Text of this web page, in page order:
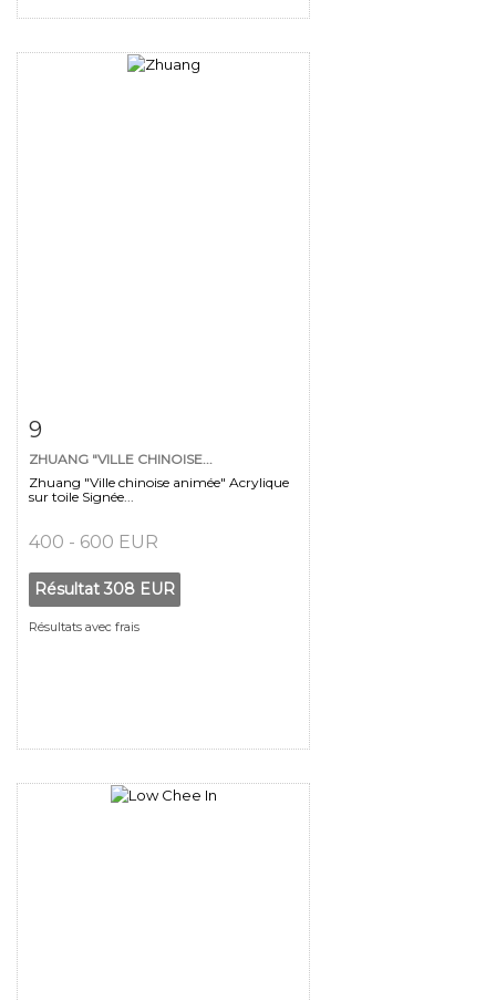
9
ZHUANG "VILLE CHINOISE...
Zhuang "Ville chinoise animée" Acrylique
sur toile Signée...
400 - 600 EUR
Résultat 308 EUR
Résultats avec frais